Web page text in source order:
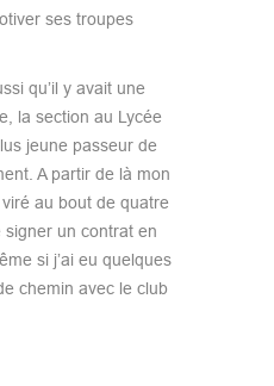
ses troupes
qu’il y avait une
la section au Lycée
jeune passeur de
A partir de là mon
au bout de quatre
signer un contrat en
si j’ai eu quelques
chemin avec le club